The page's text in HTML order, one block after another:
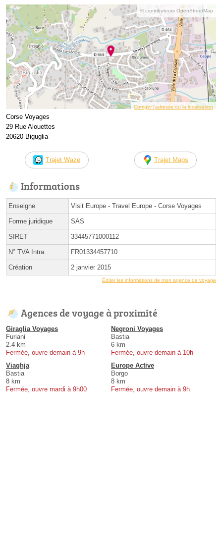
© contributeurs OpenStreetMap
Corriger l’adresse ou la localisation
Corse Voyages
29 Rue Alouettes
20620 Biguglia
Trajet Waze Trajet Maps
Informations
Enseigne Visit Europe - Travel Europe - Corse Voyages
Forme juridique SAS
SIRET 33445771000112
N° TVA Intra. FR01334457710
Création 2 janvier 2015
Éditer les informations de mon agence de voyage
Agences de voyage à proximité
Giraglia Voyages
Furiani
2.4 km
Fermée, ouvre demain à 9h
Negroni Voyages
Bastia
6 km
Fermée, ouvre demain à 10h
Viaghja
Bastia
8 km
Fermée, ouvre mardi à 9h00
Europe Active
Borgo
8 km
Fermée, ouvre demain à 9h